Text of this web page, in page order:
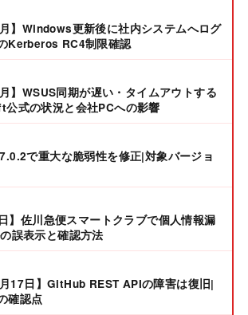
】Windows更新後に社内システムへログ
Kerberos RC4制限確認
】WSUS同期が遅い・タイムアウトする
式の状況と会社PCへの影響
で重大な脆弱性を修正|対象バージョ
】佐川急便スマートクラブで個人情報漏
誤表示と確認方法
17日】GitHub REST APIの障害は復旧|
確認点